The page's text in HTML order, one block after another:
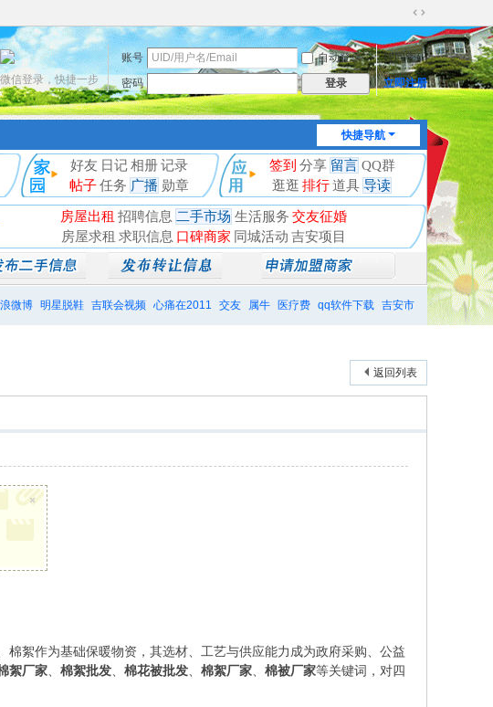
切
换
到
宽
版
账号 自动登录
找回密码
密码
登录 立即注册
微信登录，快捷一步
快捷导航
好友 日记相册记录
帖子任务 广播 勋章
签到 分享 留言 QQ群
逛逛 排行道具 导读
房屋出租 招聘信息 二手市场 生活服务 交友征婚
房屋求租 求职信息 口碑商家 同城活动 吉安项目
微博 明星脱鞋 吉联会视频 心痛在2011 交友 属牛 医疗费 qq软件下载 吉安市
返回列表
×
絮作为基础保暖物资，其选材、工艺与供应能力成为政府采购、公益
絮厂家 棉絮批发 棉花被批发 棉絮厂家 棉被厂家等关键词，对四